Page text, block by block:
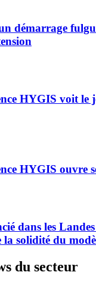
démarrage
HYGIS voit le
HYGIS ouvre
dans les Landes
la solidité du
du secteur